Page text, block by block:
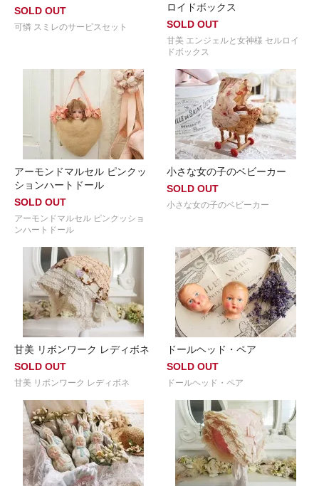
SOLD OUT
可憐 スミレのサービスセット
ロイドボックス
SOLD OUT
甘美 エンジェルと女神様 セルロイ
ドボックス
アーモンドマルセル ピンクッ
ションハートドール
SOLD OUT
アーモンドマルセル ピンクッショ
ンハートドール
小さな女の子のベビーカー
SOLD OUT
小さな女の子のベビーカー
甘美 リボンワーク レディボネ
SOLD OUT
甘美 リボンワーク レディボネ
ドールヘッド・ペア
SOLD OUT
ドールヘッド・ペア